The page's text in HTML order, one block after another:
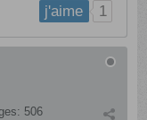
j'aime 1
506